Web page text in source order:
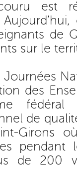
est
de
sur le
Journées
des
fédéral
de
Girons
de 200